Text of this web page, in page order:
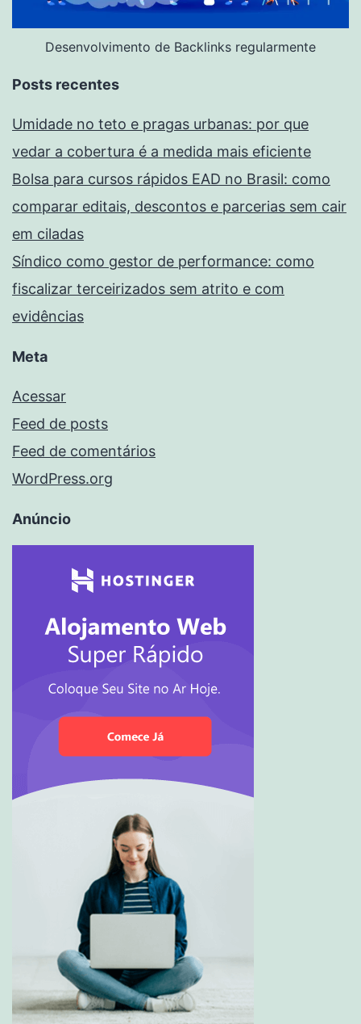
Desenvolvimento de Backlinks regularmente
Posts recentes
Umidade no teto e pragas urbanas: por que
vedar a cobertura é a medida mais eficiente
Bolsa para cursos rápidos EAD no Brasil: como
comparar editais, descontos e parcerias sem cair
em ciladas
Síndico como gestor de performance: como
fiscalizar terceirizados sem atrito e com
evidências
Meta
Acessar
Feed de posts
Feed de comentários
WordPress.org
Anúncio